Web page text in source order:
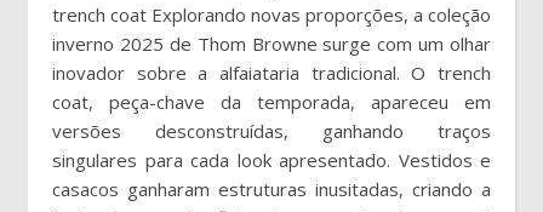
trench coat Explorando novas proporções, a coleção
inverno 2025 de Thom Browne surge com um olhar
inovador sobre a alfaiataria tradicional. O trench
coat, peça-chave da temporada, apareceu em
versões desconstruídas, ganhando traços
singulares para cada look apresentado. Vestidos e
casacos ganharam estruturas inusitadas, criando a